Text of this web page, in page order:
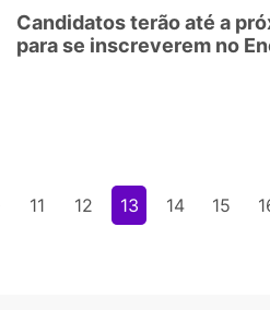
Candidatos terão até a
para se inscreverem no
11 12 13 14 15